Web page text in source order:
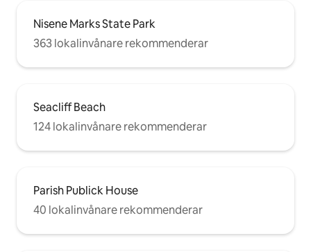
Nisene Marks State Park
363 lokalinvånare rekommenderar
Seacliff Beach
124 lokalinvånare rekommenderar
Parish Publick House
40 lokalinvånare rekommenderar